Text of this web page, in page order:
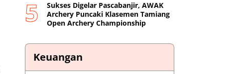
Sukses Digelar Pascabanjir, AWAK
Archery Puncaki Klasemen Tamiang
Open Archery Championship
Keuangan